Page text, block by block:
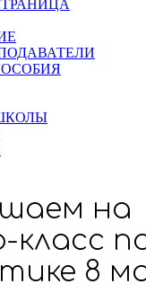
на
класс
8